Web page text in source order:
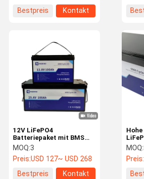
Batterie-Satz 24v LiFePO4
Tragbares Kraftwerk
Power-Lithium-Batterie
Bestpreis
Kontakt
für
MOQ:
Preis:
12V LiFePO4
Batteriepaket mit BMS
für die
Energiespeicherung zu
Hause
MOQ:3
Preis:USD 127~ USD 268
Bestpreis
Kontakt